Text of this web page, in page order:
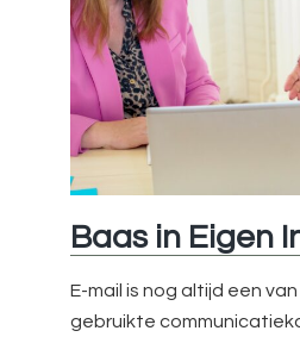
Baas in Eigen
E-mail is nog altijd een
gebruikte